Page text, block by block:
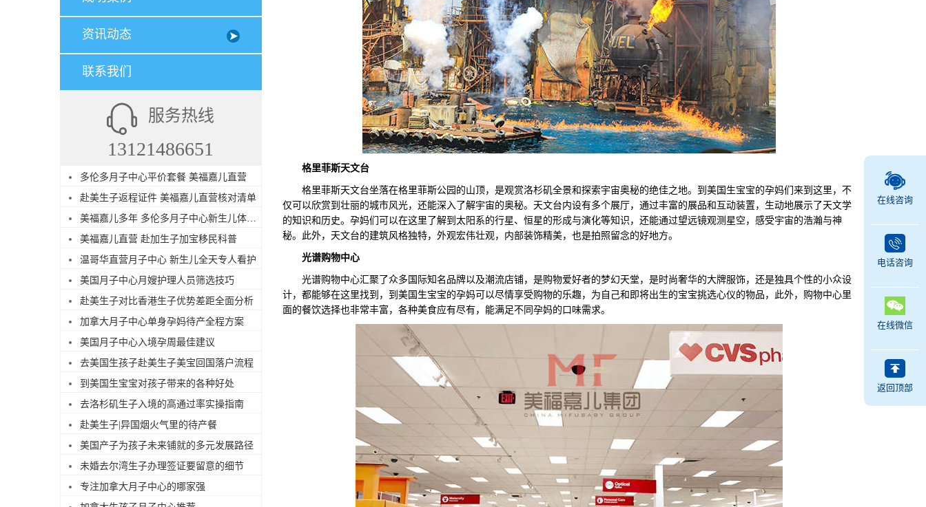
资讯动态
联系我们
服务热线
13121486651
多伦多月子中心平价套餐 美福嘉儿直营
赴美生子返程证件 美福嘉儿直营核对清单
美福嘉儿多年 多伦多月子中心新生儿体检陪同
美福嘉儿直营 赴加生子加宝移民科普
温哥华直营月子中心 新生儿全天专人看护
美国月子中心月嫂护理人员筛选技巧
赴美生子对比香港生子优势差距全面分析
加拿大月子中心单身孕妈待产全程方案
美国月子中心入境孕周最佳建议
去美国生孩子赴美生子美宝回国落户流程
到美国生宝宝对孩子带来的各种好处
去洛杉矶生子入境的高通过率实操指南
赴美生子|异国烟火气里的待产餐
美国产子为孩子未来铺就的多元发展路径
未婚去尔湾生子办理签证要留意的细节
专注加拿大月子中心的哪家强
格里菲斯天文台
格里菲斯天文台坐落在格里菲斯公园的山顶，是观赏洛杉矶全景和探索宇宙奥秘的绝佳之地。到美国生宝宝的孕妈们来到这里，不
仅可以欣赏到壮丽的城市风光，还能深入了解宇宙的奥秘。天文台内设有多个展厅，通过丰富的展品和互动装置，生动地展示了天文学
的知识和历史。孕妈们可以在这里了解到太阳系的行星、恒星的形成与演化等知识，还能通过望远镜观测星空，感受宇宙的浩瀚与神
秘。此外，天文台的建筑风格独特，外观宏伟壮观，内部装饰精美，也是拍照留念的好地方。
光谱购物中心
光谱购物中心汇聚了众多国际知名品牌以及潮流店铺，是购物爱好者的梦幻天堂，是时尚奢华的大牌服饰，还是独具个性的小众设
计，都能够在这里找到，到美国生宝宝的孕妈可以尽情享受购物的乐趣，为自己和即将出生的宝宝挑选心仪的物品，此外，购物中心里
面的餐饮选择也非常丰富，各种美食应有尽有，能满足不同孕妈的口味需求。
在线咨询
电话咨询
在线微信
返回顶部